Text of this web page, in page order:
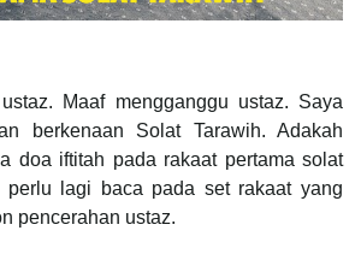
Maaf mengganggu ustaz. Saya
berkenaan Solat Tarawih. Adakah
doa iftitah pada rakaat pertama solat
perlu lagi baca pada set rakaat yang
pencerahan ustaz.